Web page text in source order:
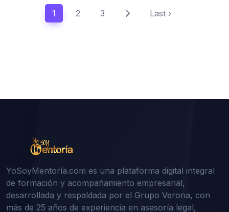
1 2 3 Last ›
YoSoyMentoría.com es una plataforma digital integral
de formación y acompañamiento empresarial,
desarrollada y respaldada por el Grupo Verona, con
más de 25 años de experiencia en asesoría legal,